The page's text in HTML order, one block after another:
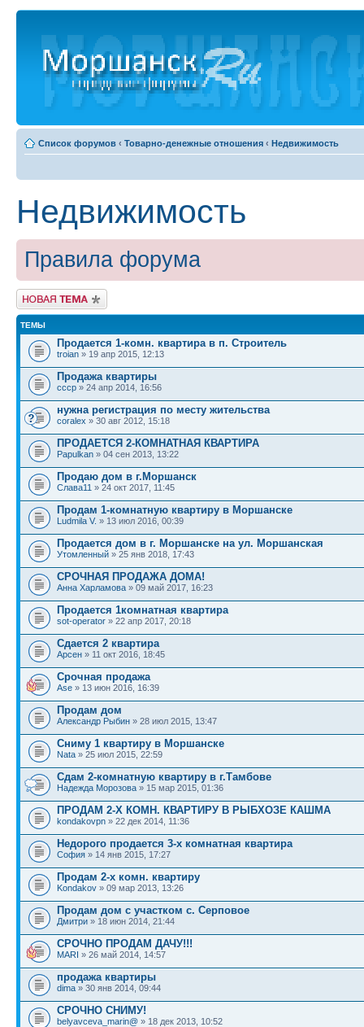
Список форумов ‹ Товарно-денежные отношения ‹ Недвижимость
Недвижимость
Правила форума
Новая тема
ТЕМЫ
Продается 1-комн. квартира в п. Строитель
troian » 19 апр 2015, 12:13
Продажа квартиры
ссср » 24 апр 2014, 16:56
нужна регистрация по месту жительства
coralex » 30 авг 2012, 15:18
ПРОДАЕТСЯ 2-КОМНАТНАЯ КВАРТИРА
Papulkan » 04 сен 2013, 13:22
Продаю дом в г.Моршанск
Слава11 » 24 окт 2017, 11:45
Продам 1-комнатную квартиру в Моршанске
Ludmila V. » 13 июл 2016, 00:39
Продается дом в г. Моршанске на ул. Моршанская
Утомленный » 25 янв 2018, 17:43
СРОЧНАЯ ПРОДАЖА ДОМА!
Анна Харламова » 09 май 2017, 16:23
Продается 1комнатная квартира
sot-operator » 22 апр 2017, 20:18
Сдается 2 квартира
Арсен » 11 окт 2016, 18:45
Срочная продажа
Ase » 13 июн 2016, 16:39
Продам дом
Александр Рыбин » 28 июл 2015, 13:47
Сниму 1 квартиру в Моршанске
Nata » 25 июл 2015, 22:59
Сдам 2-комнатную квартиру в г.Тамбове
Надежда Морозова » 15 мар 2015, 01:36
ПРОДАМ 2-Х КОМН. КВАРТИРУ В РЫБХОЗЕ КАШМА
kondakovpn » 22 дек 2014, 11:36
Недорого продается 3-х комнатная квартира
София » 14 янв 2015, 17:27
Продам 2-х комн. квартиру
Kondakov » 09 мар 2013, 13:26
Продам дом с участком с. Серповое
Дмитри » 18 июн 2014, 21:44
СРОЧНО ПРОДАМ ДАЧУ!!!
MARI » 26 май 2014, 14:57
продажа квартиры
dima » 30 янв 2014, 09:44
СРОЧНО СНИМУ!
belyavceva_marin@ » 18 дек 2013, 10:52